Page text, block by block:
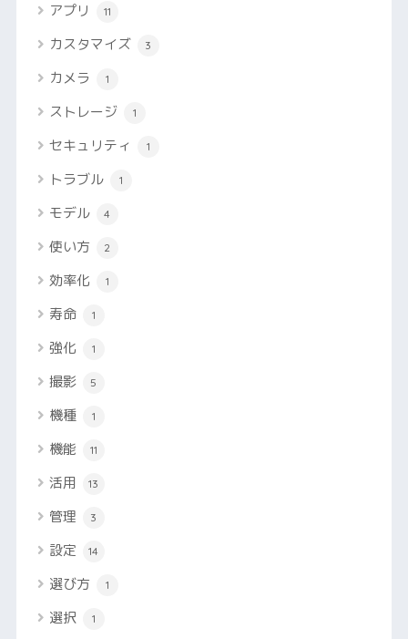
アプリ 11
カスタマイズ 3
カメラ 1
ストレージ 1
セキュリティ 1
トラブル 1
モデル 4
使い方 2
効率化 1
寿命 1
強化 1
撮影 5
機種 1
機能 11
活用 13
管理 3
設定 14
選び方 1
選択 1